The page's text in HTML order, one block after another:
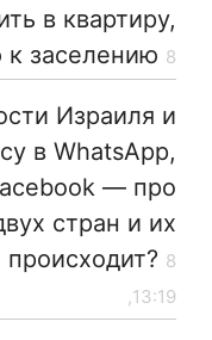
в квартиру,
к заселению 8 אוגוסט 2026, 14:22,
Израиля и
в WhatsApp,
— про
стран и их
13:19,